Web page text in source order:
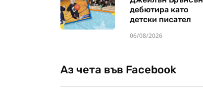
дебютира като
детски писател
06/08/2026
Аз чета във Facebook